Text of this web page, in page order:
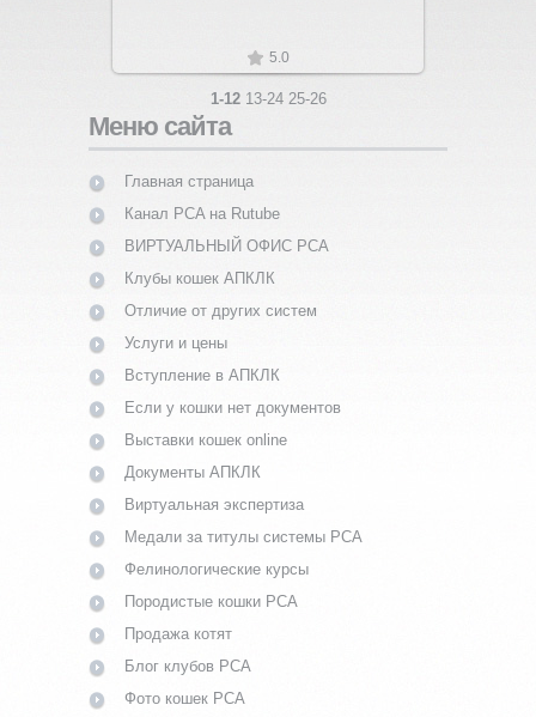
5.0
1-12 13-24 25-26
Меню сайта
Главная страница
Канал PCA на Rutube
ВИРТУАЛЬНЫЙ ОФИС PCA
Клубы кошек АПКЛК
Отличие от других систем
Услуги и цены
Вступление в АПКЛК
Если у кошки нет документов
Выставки кошек online
Документы АПКЛК
Виртуальная экспертиза
Медали за титулы системы PCA
Фелинологические курсы
Породистые кошки PCA
Продажа котят
Блог клубов PCA
Фото кошек PCA